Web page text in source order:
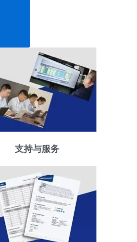
支持与服务